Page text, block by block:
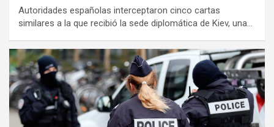
Autoridades españolas interceptaron cinco cartas
similares a la que recibió la sede diplomática de Kiev, una…